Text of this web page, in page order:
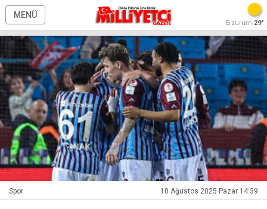
MENÜ
Erzurum 29°
Spor 10 Ağustos 2025 Pazar 14:39